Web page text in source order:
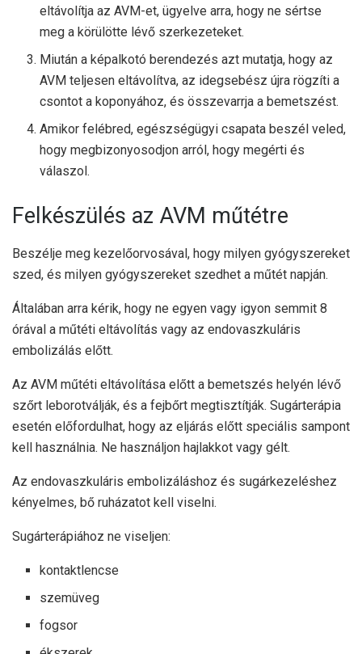
eltávolítja az AVM-et, ügyelve arra, hogy ne sértse
meg a körülötte lévő szerkezeteket.
Miután a képalkotó berendezés azt mutatja, hogy az
AVM teljesen eltávolítva, az idegsebész újra rögzíti a
csontot a koponyához, és összevarrja a bemetszést.
Amikor felébred, egészségügyi csapata beszél veled,
hogy megbizonyosodjon arról, hogy megérti és
válaszol.
Felkészülés az AVM műtétre
Beszélje meg kezelőorvosával, hogy milyen gyógyszereket
szed, és milyen gyógyszereket szedhet a műtét napján.
Általában arra kérik, hogy ne egyen vagy igyon semmit 8
órával a műtéti eltávolítás vagy az endovaszkuláris
embolizálás előtt.
Az AVM műtéti eltávolítása előtt a bemetszés helyén lévő
szőrt leborotválják, és a fejbőrt megtisztítják. Sugárterápia
esetén előfordulhat, hogy az eljárás előtt speciális sampont
kell használnia. Ne használjon hajlakkot vagy gélt.
Az endovaszkuláris embolizáláshoz és sugárkezeléshez
kényelmes, bő ruházatot kell viselni.
Sugárterápiához ne viseljen:
kontaktlencse
szemüveg
fogsor